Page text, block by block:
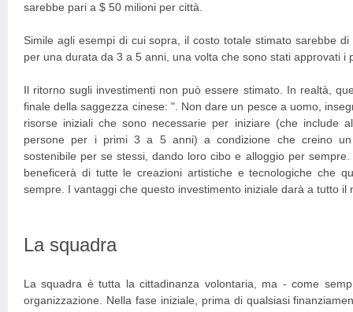
sarebbe pari a $ 50 milioni per città.
Simile agli esempi di cui sopra, il costo totale stimato sarebbe
per una durata da 3 a 5 anni, una volta che sono stati approvati i
Il ritorno sugli investimenti non può essere stimato. In realtà,
finale della saggezza cinese: ". Non dare un pesce a uomo,
risorse iniziali che sono necessarie per iniziare (che include
persone per i primi 3 a 5 anni) a condizione che creino un
sostenibile per se stessi, dando loro cibo e alloggio per
beneficerà di tutte le creazioni artistiche e tecnologiche che
sempre. I vantaggi che questo investimento iniziale darà a tutto il
La squadra
La squadra è tutta la cittadinanza volontaria, ma - come
organizzazione. Nella fase iniziale, prima di qualsiasi